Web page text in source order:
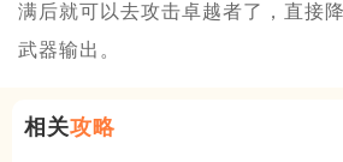
满后就可以去攻击卓越者了，直接
武器输出。
相关攻略